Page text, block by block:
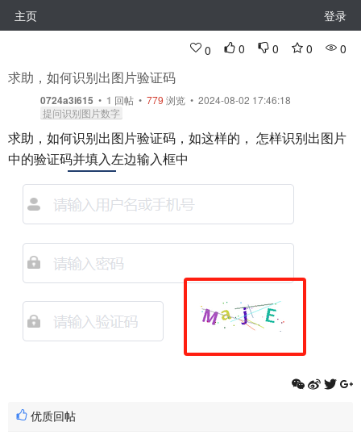
主页 登录
0 0 0 0 0
求助，如何识别出图片验证码
0724a3i615 • 1 回帖 • 779 浏览 • 2024-08-02 17:46:18
提问识别图片数字
求助，如何识别出图片验证码，如这样的， 怎样识别出图片
中的验证码并填入左边输入框中
优质回帖